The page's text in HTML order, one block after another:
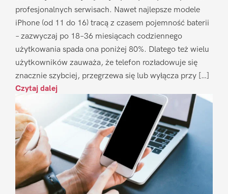
profesjonalnych serwisach. Nawet najlepsze modele
iPhone (od 11 do 16) tracą z czasem pojemność baterii
– zazwyczaj po 18–36 miesiącach codziennego
użytkowania spada ona poniżej 80%. Dlatego też wielu
użytkowników zauważa, że telefon rozładowuje się
znacznie szybciej, przegrzewa się lub wyłącza przy […]
Czytaj dalej